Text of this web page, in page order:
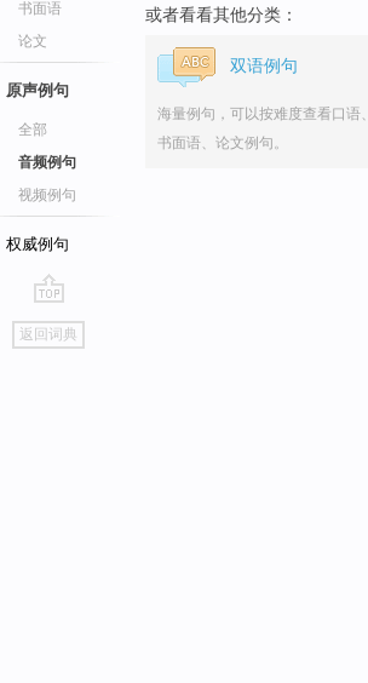
书面语
论文
原声例句
全部
音频例句
视频例句
权威例句
go
top
返回词典
或者看看其他分类：
双语例句
海量例句，可以按难度查看口语、
书面语、论文例句。